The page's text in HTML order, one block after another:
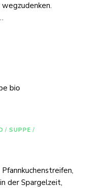
/ SUPPE /
der Spargelzeit,